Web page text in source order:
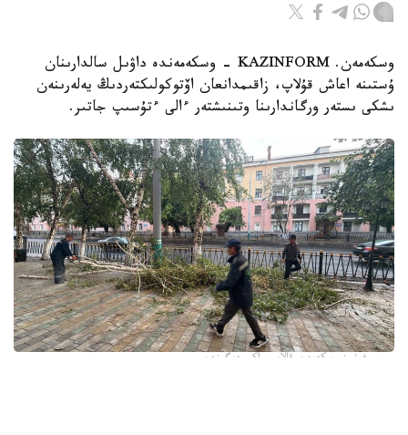
وسكەمەن. KAZINFORM - وسكەمەندە داۋىل سالدارىنان
ۇستىنە اعاش قۇلاپ، زاقىمدانعان اۆتوكولىكتەردىڭ يەلەرىنەن
ىشكى ىستەر ورگاندارىنا وتىنىشتەر ءالى ءتۇسىپ جاتىر.
فوتو: وسكەمەن قالاسى اكىمدىگىنەن